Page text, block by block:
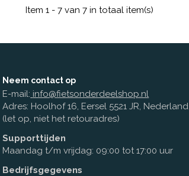
Item 1 - 7 van 7 in totaal item(s)
Neem contact op
E-mail: info@fietsonderdeelshop.nl
Adres: Hoolhof 16, Eersel 5521 JR, Nederland
(let op, niet het retouradres)
Supporttijden
Maandag t/m vrijdag: 09:00 tot 17:00 uur
Bedrijfsgegevens